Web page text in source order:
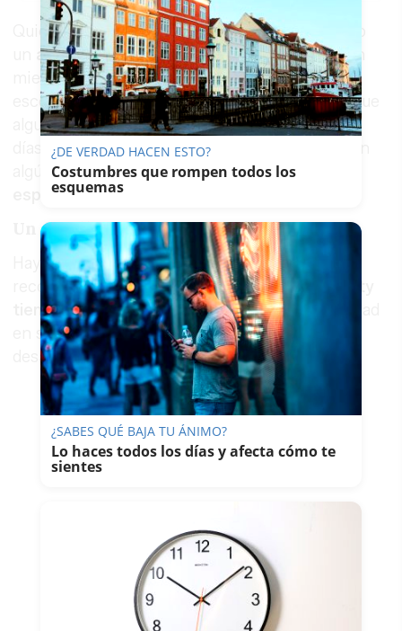
Quienes conviven con Matty lo describen como
animal tranquilo, de esos que se acercan sin
miedo y buscan una caricia antes que un
escondite. Esa mansedumbre podría ayudar a que
alguien lo haya recogido o lo vea estos
días pensando que estaba solo, sin saber que en
algún lugar de Jerez Surhay una familia
esperándolo.
Un detalle que facilita su búsqueda
Hay otro rasgo que puede facilitar su
reconocimiento y acelerar el reencuentro.
tiene dificultades para caminar, una peculiaridad
en su forma de moverse que no pasa
desapercibida para quien se fije con atención.
¿DE VERDAD HACEN ESTO?
Costumbres que rompen todos los
esquemas
¿SABES QUÉ BAJA TU ÁNIMO?
Lo haces todos los días y afecta cómo te
sientes